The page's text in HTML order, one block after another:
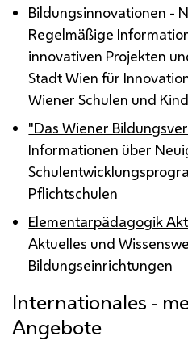
Bildungsinnovationen -
Regelmäßige
innovativen Projekten
Stadt Wien für
Wiener Schulen und
"Das Wiener
Informationen über
Pflichtschulen
Elementarpädagogik
Aktuelles und
Bildungseinrichtungen
Internationales -
Angebote